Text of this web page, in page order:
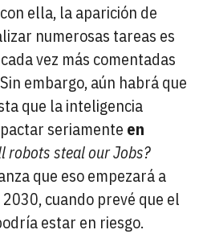
ella, la aparición de
numerosas tareas es
vez más comentadas
embargo, aún habrá que
que la inteligencia
seriamente en
robots steal our Jobs?
que eso empezará a
cuando prevé que el
estar en riesgo.